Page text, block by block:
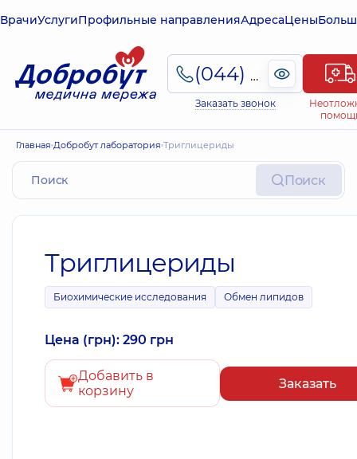
ВрачиУслугиПрофильные направленияАдресаЦены
(044) 495-2-888
Заказать звонок
Главная Добробут лаборатория Триглицериды
Поиск
Триглицериды
Биохимические исследования Обмен липидов
Цена (грн): 290 грн
Добавить в
корзину
Заказать